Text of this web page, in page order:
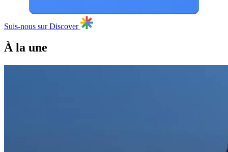
Suis-nous sur Discover
À la une